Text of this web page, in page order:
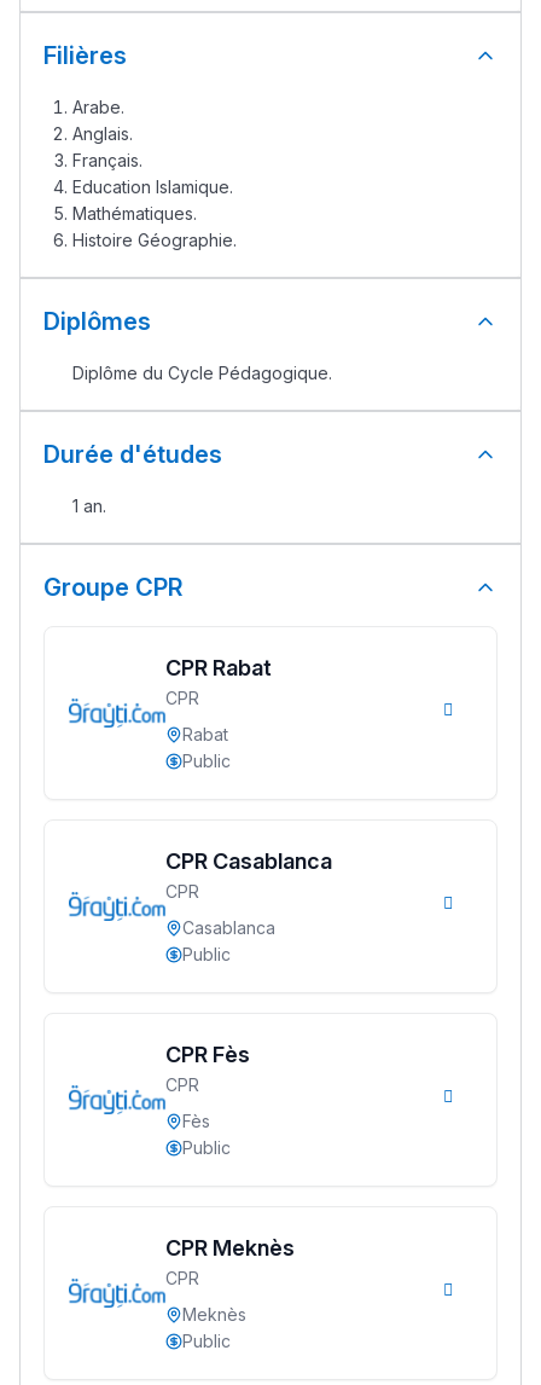
Filières
Arabe.
Anglais.
Français.
Education Islamique.
Mathématiques.
Histoire Géographie.
Diplômes
Diplôme du Cycle Pédagogique.
Durée d'études
1 an.
Groupe CPR
CPR Rabat
CPR
Rabat
Public
CPR Casablanca
CPR
Casablanca
Public
CPR Fès
CPR
Fès
Public
CPR Meknès
CPR
Meknès
Public